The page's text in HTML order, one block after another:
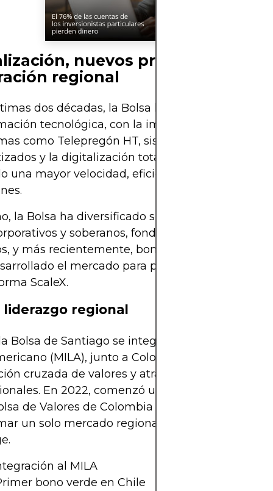
nuevos productos e
regional
dos décadas, la Bolsa ha liderado un
tecnológica, con la implementación de
como Telepregón HT, sistemas de custodia
y la digitalización total del ciclo bursátil.
una mayor velocidad, eficiencia y trazabilidad
la Bolsa ha diversificado su portafolio con
y soberanos, fondos de inversión, ETFs,
y más recientemente, bonos verdes y sociales.
el mercado para pymes y startups a
ScaleX.
liderazgo regional
la Bolsa de Santiago se integró al Mercado
(MILA), junto a Colombia y Perú,
cruzada de valores y atrayendo inversionistas
En 2022, comenzó un proceso de fusión
de Valores de Colombia y la Bolsa de Valores
un solo mercado regional bajo la plataforma
al MILA
bono verde en Chile